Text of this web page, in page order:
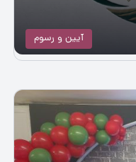
آيین و رسوم